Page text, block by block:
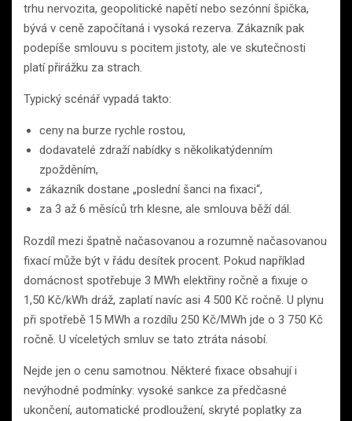
trhu nervozita, geopolitické napětí nebo sezónní špička,
bývá v ceně započítaná i vysoká rezerva. Zákazník pak
podepíše smlouvu s pocitem jistoty, ale ve skutečnosti
platí přirážku za strach.
Typický scénář vypadá takto:
ceny na burze rychle rostou,
dodavatelé zdraží nabídky s několikatýdenním
zpožděním,
zákazník dostane „poslední šanci na fixaci“,
za 3 až 6 měsíců trh klesne, ale smlouva běží dál.
Rozdíl mezi špatně načasovanou a rozumně načasovanou
fixací může být v řádu desítek procent. Pokud například
domácnost spotřebuje 3 MWh elektřiny ročně a fixuje o
1,50 Kč/kWh dráž, zaplatí navíc asi 4 500 Kč ročně. U plynu
při spotřebě 15 MWh a rozdílu 250 Kč/MWh jde o 3 750 Kč
ročně. U víceletých smluv se tato ztráta násobí.
Nejde jen o cenu samotnou. Některé fixace obsahují i
nevýhodné podmínky: vysoké sankce za předčasné
ukončení, automatické prodloužení, skryté poplatky za